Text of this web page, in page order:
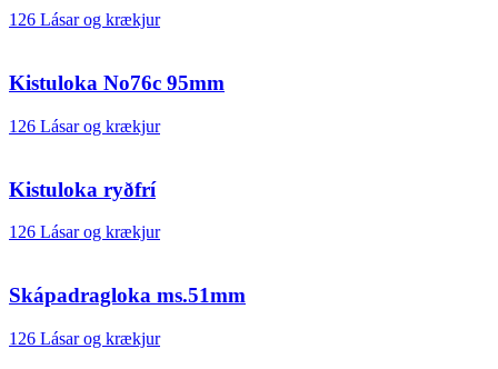
126 Lásar og krækjur
Kistuloka No76c 95mm
126 Lásar og krækjur
Kistuloka ryðfrí
126 Lásar og krækjur
Skápadragloka ms.51mm
126 Lásar og krækjur